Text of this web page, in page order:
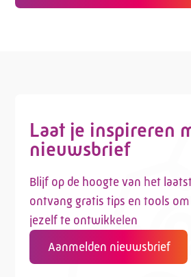
Laat je inspireren
nieuwsbrief
Blijf op de hoogte van het
ontvang gratis tips en tools
jezelf te ontwikkelen
Aanmelden nieuwsbrief